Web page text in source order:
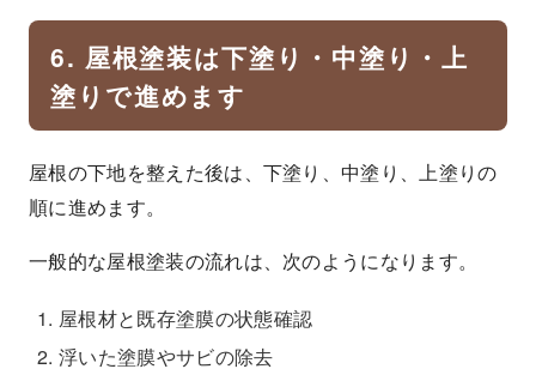
6. 屋根塗装は下塗り・中塗り・上
塗りで進めます
屋根の下地を整えた後は、下塗り、中塗り、上塗りの
順に進めます。
一般的な屋根塗装の流れは、次のようになります。
屋根材と既存塗膜の状態確認
浮いた塗膜やサビの除去